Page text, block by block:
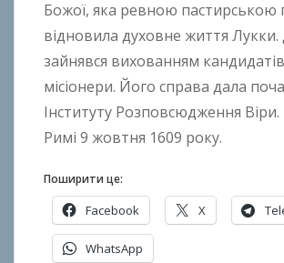
Божої, яка ревною
відновила духовне життя Лукки.
зайнявся вихованням
місіонери. Його справа дала
Інституту Розповсюдження
Римі 9 жовтня 1609 року.
Поширити це:
Facebook X
WhatsApp